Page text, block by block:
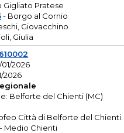
Gigliato Pratese
- Borgo al Cornio
Giovacchino
Giulia
01/2026
2026
Belforte del Chienti (MC)
Città di Belforte del Chienti.
- Medio Chienti